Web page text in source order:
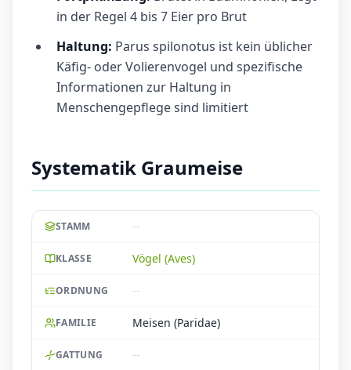
in der Regel 4 bis 7 Eier pro Brut
Haltung: Parus spilonotus ist kein üblicher
Käfig- oder Volierenvogel und spezifische
Informationen zur Haltung in
Menschengepflege sind limitiert
Systematik Graumeise
STAMM --
KLASSE Vögel (Aves)
ORDNUNG --
FAMILIE Meisen (Paridae)
GATTUNG --